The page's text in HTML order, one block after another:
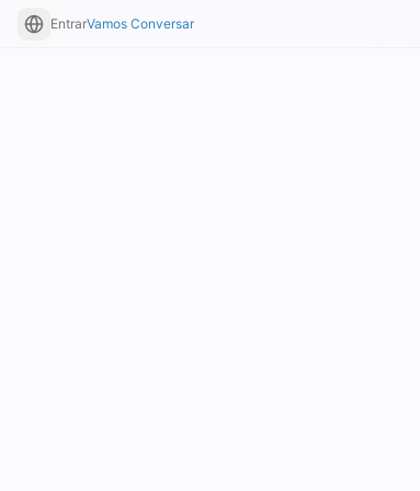
EntrarVamos Conversar